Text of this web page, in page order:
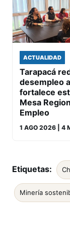
ACTUALIDAD
Tarapacá
desempleo
fortalece
Mesa
Empleo
1 AGO 2026 | 4
Etiquetas:
Minería